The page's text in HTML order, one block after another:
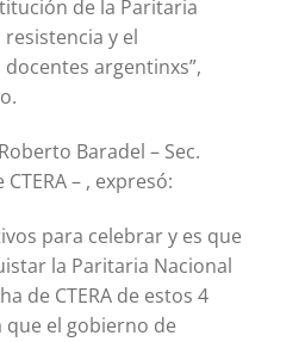
de la Paritaria
y el
argentinxs”,
Baradel – Sec.
– , expresó:
para celebrar y es que
la Paritaria Nacional
de CTERA de estos 4
el gobierno de